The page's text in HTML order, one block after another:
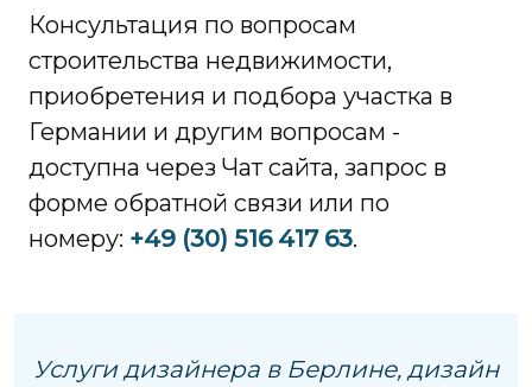
Консультация по вопросам
строительства недвижимости,
приобретения и подбора участка в
Германии и другим вопросам -
доступна через Чат сайта, запрос в
форме обратной связи или по
номеру: +49 (30) 516 417 63.
Услуги дизайнера в Берлине, дизайн